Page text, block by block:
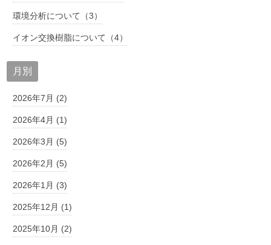
環境分析について（3）
イオン交換樹脂について（4）
月別
2026年7月 (2)
2026年4月 (1)
2026年3月 (5)
2026年2月 (5)
2026年1月 (3)
2025年12月 (1)
2025年10月 (2)